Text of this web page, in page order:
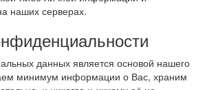
наших серверах.
данных является основой нашего
минимум информации о Вас, храним